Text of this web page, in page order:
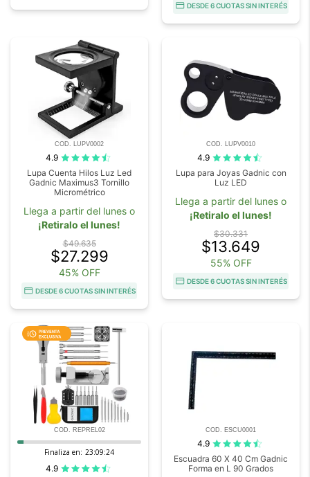
DESDE 6 CUOTAS SIN INTERÉS
COD. LUPV0002
4.9
Lupa Cuenta Hilos Luz Led
Gadnic Maximus3 Tornillo
Micrométrico
Llega a partir del lunes o
¡Retiralo el lunes!
$49.635
$27.299
45% OFF
DESDE 6 CUOTAS SIN INTERÉS
COD. LUPV0010
4.9
Lupa para Joyas Gadnic con
Luz LED
Llega a partir del lunes o
¡Retiralo el lunes!
$30.331
$13.649
55% OFF
DESDE 6 CUOTAS SIN INTERÉS
COD. REPREL02
Finaliza en: 23:09:23
4.9
COD. ESCU0001
4.9
Escuadra 60 X 40 Cm Gadnic
Forma en L 90 Grados